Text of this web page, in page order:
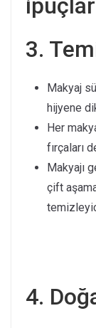
3.
Makyaj
hijyene
Her
fırçaları
Makyajı
çift
4.